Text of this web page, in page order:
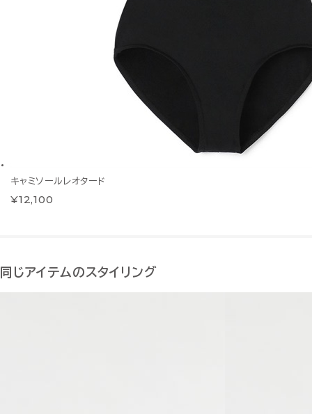
キャミソールレオタード
¥12,100
同じアイテムのスタイリング